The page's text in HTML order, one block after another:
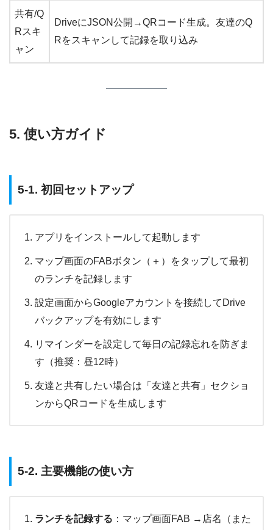
共有/Q
Rスキ
ャン
DriveにJSON公開→QRコード生成。友達のQ
Rをスキャンして記録を取り込み
5. 使い方ガイド
5-1. 初回セットアップ
アプリをインストールして起動します
マップ画面のFABボタン（＋）をタップして最初
のランチを記録します
設定画面からGoogleアカウントを接続してDrive
バックアップを有効にします
リマインダーを設定して毎日の記録忘れを防ぎま
す（推奨：昼12時）
友達と共有したい場合は「友達と共有」セクショ
ンからQRコードを生成します
5-2. 主要機能の使い方
ランチを記録する ：マップ画面FAB →店名（また